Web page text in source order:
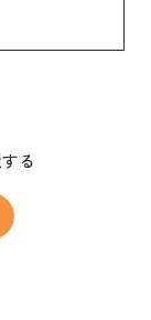
る